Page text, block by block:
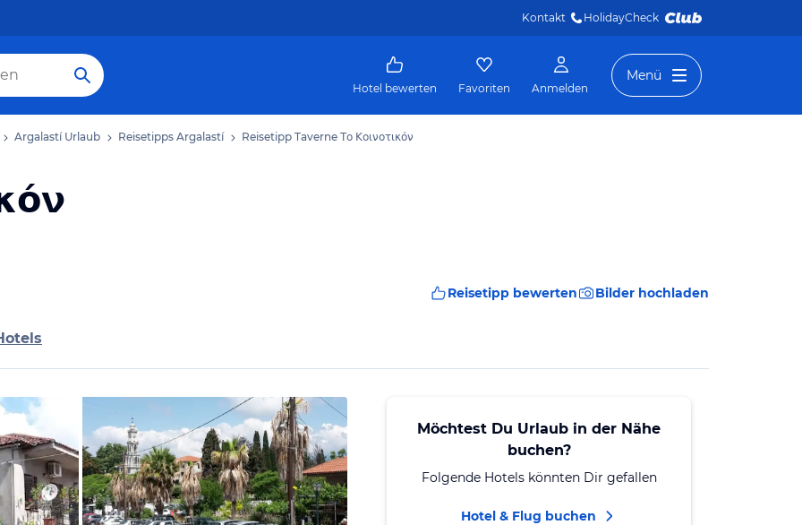
Kontakt HolidayCheck
Hotel bewerten Favoriten Anmelden
Menü
Argalastí Urlaub Reisetipps Argalastí Reisetipp Taverne Το Κοινοτικόν
Reisetipp bewerten Bilder hochladen
Möchtest Du Urlaub in der Nähe
buchen?
Folgende Hotels könnten Dir gefallen
Hotel & Flug buchen